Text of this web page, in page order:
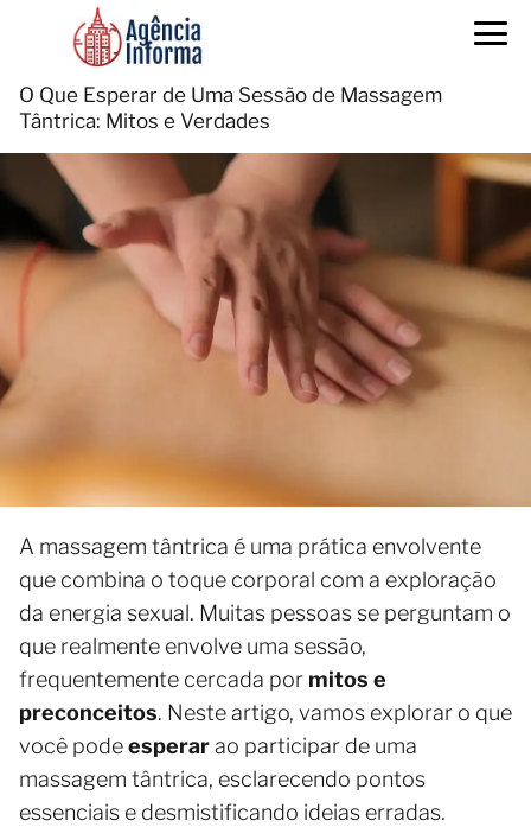
O Que Esperar de Uma Sessão de Massagem
Tântrica: Mitos e Verdades
A massagem tântrica é uma prática envolvente
que combina o toque corporal com a exploração
da energia sexual. Muitas pessoas se perguntam o
que realmente envolve uma sessão,
frequentemente cercada por mitos e
preconceitos. Neste artigo, vamos explorar o que
você podeesperarao participar de uma
massagem tântrica, esclarecendo pontos
essenciais e desmistificando ideias erradas.